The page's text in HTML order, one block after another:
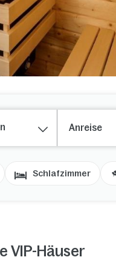
Schlafzimmer
VIP-Häuser